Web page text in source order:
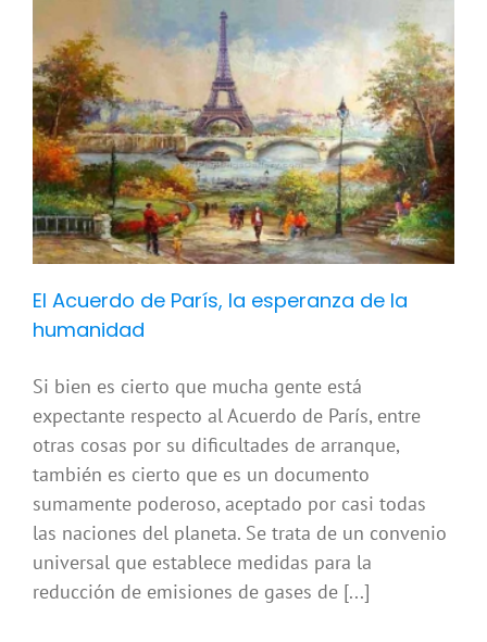
El Acuerdo de París, la esperanza de la
humanidad
Si bien es cierto que mucha gente está
expectante respecto al Acuerdo de París, entre
otras cosas por su dificultades de arranque,
también es cierto que es un documento
sumamente poderoso, aceptado por casi todas
las naciones del planeta. Se trata de un convenio
universal que establece medidas para la
reducción de emisiones de gases de [...]